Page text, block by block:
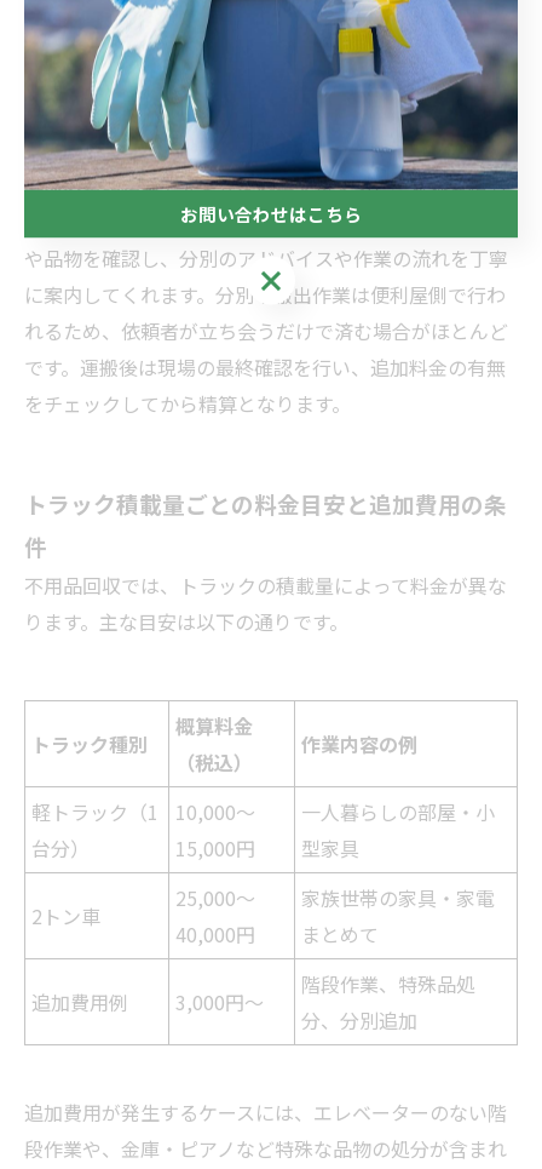
電話相談から見積もり・作業までのポイント
事前の電話相談で大まかな内容を伝えると、現地見積も
りの日程が決まります。見積もり時にはスタッフが部屋
や品物を確認し、分別のアドバイスや作業の流れを丁寧
に案内してくれます。分別や搬出作業は便利屋側で行わ
れるため、依頼者が立ち会うだけで済む場合がほとんど
です。運搬後は現場の最終確認を行い、追加料金の有無
をチェックしてから精算となります。
トラック積載量ごとの料金目安と追加費用の条
件
不用品回収では、トラックの積載量によって料金が異な
ります。主な目安は以下の通りです。
トラック種別
概算料金
（税込）
作業内容の例
軽トラック（1
台分）
10,000～
15,000円
一人暮らしの部屋・小
型家具
2トン車
25,000～
40,000円
家族世帯の家具・家電
まとめて
追加費用例 3,000円～
階段作業、特殊品処
分、分別追加
追加費用が発生するケースには、エレベーターのない階
段作業や、金庫・ピアノなど特殊な品物の処分が含まれ
お問い合わせはこちら
お問い合わせはこちら